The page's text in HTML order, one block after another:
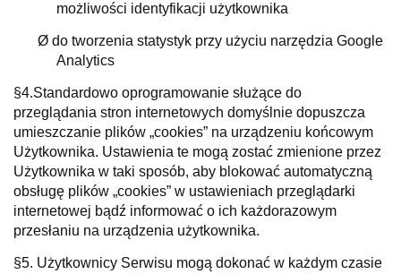
możliwości identyfikacji użytkownika
Ø do tworzenia statystyk przy użyciu narzędzia Google
Analytics
§4.Standardowo oprogramowanie służące do
przeglądania stron internetowych domyślnie dopuszcza
umieszczanie plików „cookies” na urządzeniu końcowym
Użytkownika. Ustawienia te mogą zostać zmienione przez
Użytkownika w taki sposób, aby blokować automatyczną
obsługę plików „cookies” w ustawieniach przeglądarki
internetowej bądź informować o ich każdorazowym
przesłaniu na urządzenia użytkownika.
§5. Użytkownicy Serwisu mogą dokonać w każdym czasie